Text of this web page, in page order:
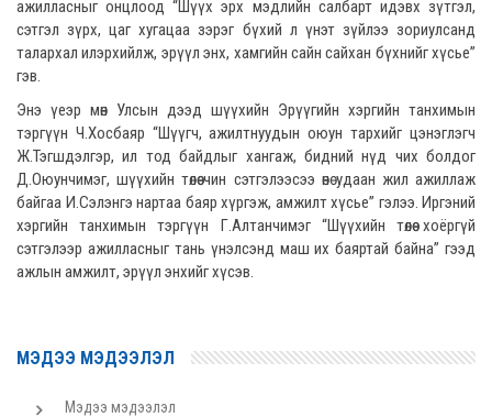
ажилласныг онцлоод “Шүүх эрх мэдлийн салбарт идэвх зүтгэл,
сэтгэл зүрх, цаг хугацаа зэрэг бүхий л үнэт зүйлээ зориулсанд
талархал илэрхийлж, эрүүл энх, хамгийн сайн сайхан бүхнийг хүсье”
гэв.
Энэ үеэр мөн Улсын дээд шүүхийн Эрүүгийн хэргийн танхимын
тэргүүн Ч.Хосбаяр “Шүүгч, ажилтнуудын оюун тархийг цэнэглэгч
Ж.Тэгшдэлгэр, ил тод байдлыг хангаж, бидний нүд чих болдог
Д.Оюунчимэг, шүүхийн төлөө чин сэтгэлээсээ өнө удаан жил ажиллаж
байгаа И.Сэлэнгэ нартаа баяр хүргэж, амжилт хүсье” гэлээ. Иргэний
хэргийн танхимын тэргүүн Г.Алтанчимэг “Шүүхийн төлөө хоёргүй
сэтгэлээр ажилласныг тань үнэлсэнд маш их баяртай байна” гээд
ажлын амжилт, эрүүл энхийг хүсэв.
МЭДЭЭ МЭДЭЭЛЭЛ
Мэдээ мэдээлэл